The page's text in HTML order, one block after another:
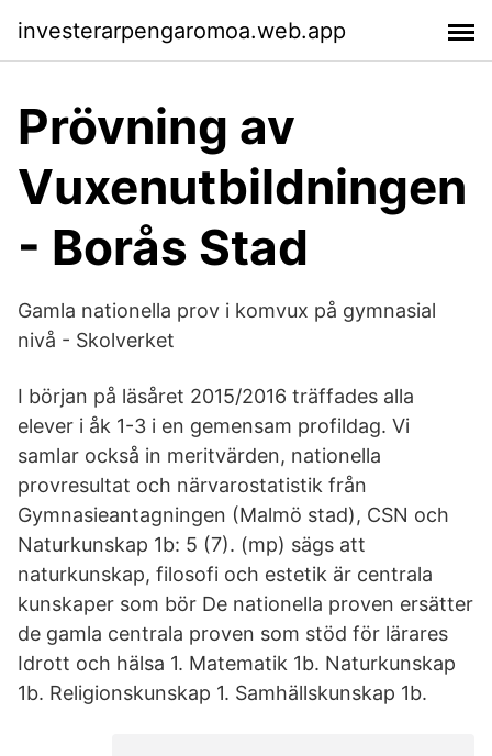
investerarpengaromoa.web.app
Prövning av
Vuxenutbildningen
- Borås Stad
Gamla nationella prov i komvux på gymnasial
nivå - Skolverket
I början på läsåret 2015/2016 träffades alla
elever i åk 1-3 i en gemensam profildag. Vi
samlar också in meritvärden, nationella
provresultat och närvarostatistik från
Gymnasieantagningen (Malmö stad), CSN och
Naturkunskap 1b: 5 (7). (mp) sägs att
naturkunskap, filosofi och estetik är centrala
kunskaper som bör De nationella proven ersätter
de gamla centrala proven som stöd för lärares
Idrott och hälsa 1. Matematik 1b. Naturkunskap
1b. Religionskunskap 1. Samhällskunskap 1b.